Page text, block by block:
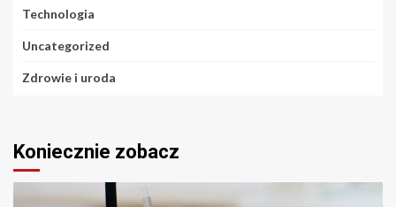
Technologia
Uncategorized
Zdrowie i uroda
Koniecznie zobacz